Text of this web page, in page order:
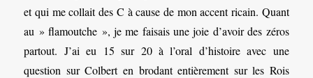
et qui me collait des C à cause de mon accent ricain. Quant
au » flamoutche », je me faisais une joie d’avoir des zéros
partout. J’ai eu 15 sur 20 à l’oral d’histoire avec une
question sur Colbert en brodant entièrement sur les Rois